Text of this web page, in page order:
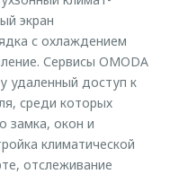
экран
с охлаждением
Сервисы OMODA
удаленный доступ к
среди которых
замка, окон и
климатической
отслеживание